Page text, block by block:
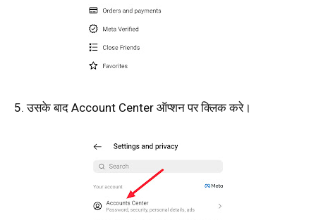
5. उसके बाद Account Center ऑप्शन पर क्लिक करे।